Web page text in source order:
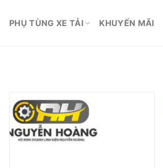
PHỤ TÙNG XE TẢI KHUYẾN MÃI